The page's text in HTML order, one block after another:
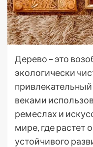
Дерево – это
экологически
веками
ремеслах и
мире, где растет
устойчивого